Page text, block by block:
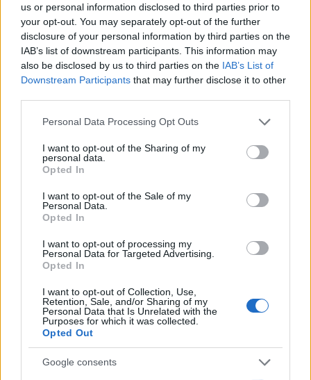
us or personal information disclosed to third parties prior to
your opt-out. You may separately opt-out of the further
disclosure of your personal information by third parties on the
IAB’s list of downstream participants. This information may
also be disclosed by us to third parties on the IAB’s List of
Downstream Participants that may further disclose it to other
Please note that this website/app uses one or more Google
not limited to your visit or usage behaviour. You may click to
grant or deny consent to Google and its third-party tags to
use your data for below specified purposes in below Google
consent section.
Personal Data Processing Opt Outs
I want to opt-out of the Sharing of my
personal data.
Opted In
I want to opt-out of the Sale of my
Personal Data.
Opted In
I want to opt-out of processing my
Personal Data for Targeted Advertising.
Opted In
I want to opt-out of Collection, Use,
Retention, Sale, and/or Sharing of my
Personal Data that Is Unrelated with the
Purposes for which it was collected.
Opted Out
Google consents
significativi verso un futuro che pone l’accento su
valori etici e sociali. La strada è ancora lunga, ma il
potenziale per una vera trasformazione è evidente.
AiAdhubMedia